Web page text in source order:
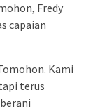
Fredy
capaian
Kami
terus